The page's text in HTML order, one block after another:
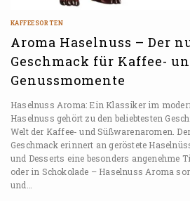
KAFFEESORTEN
Aroma Haselnuss – Der
Geschmack für Kaffee-
Genussmomente
Haselnuss Aroma: Ein Klassiker im
Haselnuss gehört zu den beliebtesten
Welt der Kaffee- und Süßwarenaromen.
Geschmack erinnert an geröstete
und Desserts eine besonders angenehme
oder in Schokolade – Haselnuss Aroma
und…